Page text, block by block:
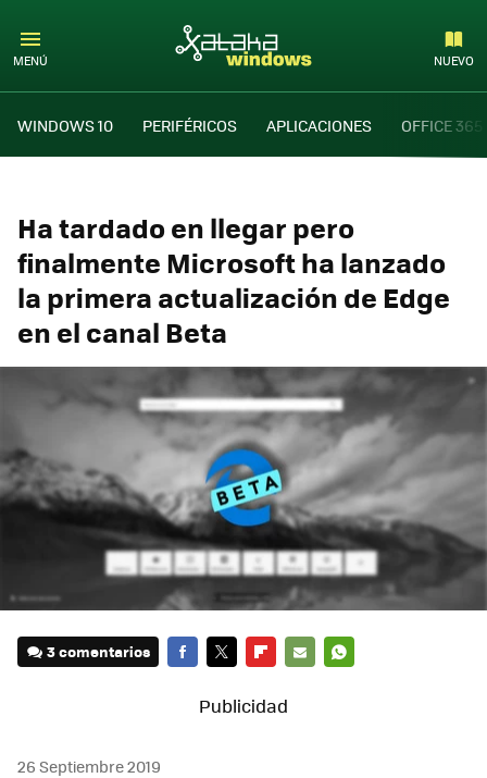
MENÚ NUEVO
WINDOWS 10 PERIFÉRICOS APLICACIONES OFFICE 365
Ha tardado en llegar pero
finalmente Microsoft ha lanzado
la primera actualización de Edge
en el canal Beta
3 comentarios
MAIL
26 Septiembre 2019